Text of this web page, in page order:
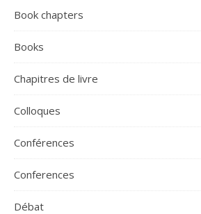
Book chapters
Books
Chapitres de livre
Colloques
Conférences
Conferences
Débat